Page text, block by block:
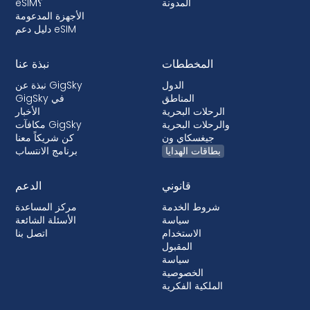
الأجهزة المدعومة
دليل دعم eSIM
نبذة عنا
نبذة عن GigSky
GigSky في
الأخبار
مكافآت GigSky
كن شريكاً معنا
برنامج الانتساب
المخططات
الدول
المناطق
الرحلات البحرية
والرحلات البحرية
جيغسكاي ون
بطاقات الهدايا
الدعم
مركز المساعدة
الأسئلة الشائعة
اتصل بنا
قانوني
شروط الخدمة
سياسة
الاستخدام
المقبول
سياسة
الخصوصية
الملكية الفكرية